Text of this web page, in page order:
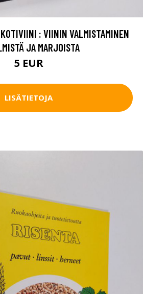
: VIININ VALMISTAMINEN
JA MARJOISTA
5 EUR
LISÄTIETOJA